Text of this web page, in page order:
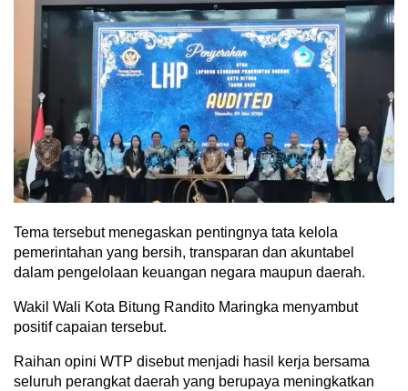
Tema tersebut menegaskan pentingnya tata kelola
pemerintahan yang bersih, transparan dan akuntabel
dalam pengelolaan keuangan negara maupun daerah.
Wakil Wali Kota Bitung Randito Maringka menyambut
positif capaian tersebut.
Raihan opini WTP disebut menjadi hasil kerja bersama
seluruh perangkat daerah yang berupaya meningkatkan